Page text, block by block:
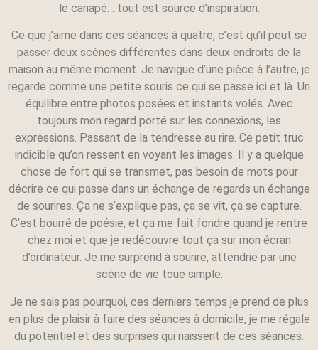
le canapé… tout est source d’inspiration.
Ce que j’aime dans ces séances à quatre, c’est qu’il peut se
passer deux scènes différentes dans deux endroits de la
maison au même moment. Je navigue d’une pièce à l’autre, je
regarde comme une petite souris ce qui se passe ici et là. Un
équilibre entre photos posées et instants volés. Avec
toujours mon regard porté sur les connexions, les
expressions. Passant de la tendresse au rire. Ce petit truc
indicible qu’on ressent en voyant les images. Il y a quelque
chose de fort qui se transmet, pas besoin de mots pour
décrire ce qui passe dans un échange de regards un échange
de sourires. Ça ne s’explique pas, ça se vit, ça se capture.
C’est bourré de poésie, et ça me fait fondre quand je rentre
chez moi et que je redécouvre tout ça sur mon écran
d’ordinateur. Je me surprend à sourire, attendrie par une
scène de vie toue simple.
Je ne sais pas pourquoi, ces derniers temps je prend de plus
en plus de plaisir à faire des séances à domicile, je me régale
du potentiel et des surprises qui naissent de ces séances.